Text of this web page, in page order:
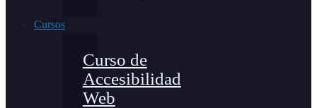
Cursos
Curso de
Accesibilidad
Web